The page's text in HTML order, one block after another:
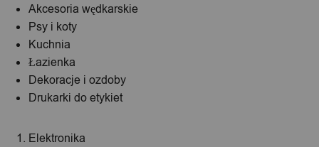
Akcesoria wędkarskie
Psy i koty
Kuchnia
Łazienka
Dekoracje i ozdoby
Drukarki do etykiet
Elektronika